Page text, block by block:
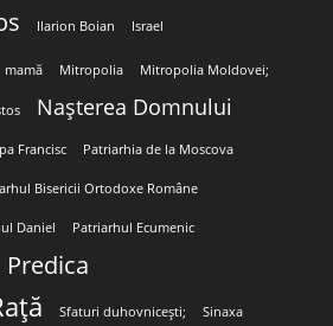
Ilarion Boian Israel
mamă Mitropolia Mitropolia Moldovei;
Nașterea Domnului
Francisc Patriarhia de la Moscova
Bisericii Ortodoxe Române
Daniel Patriarhul Ecumenic
Predica
Sfaturi duhovnicești; Sinaxa